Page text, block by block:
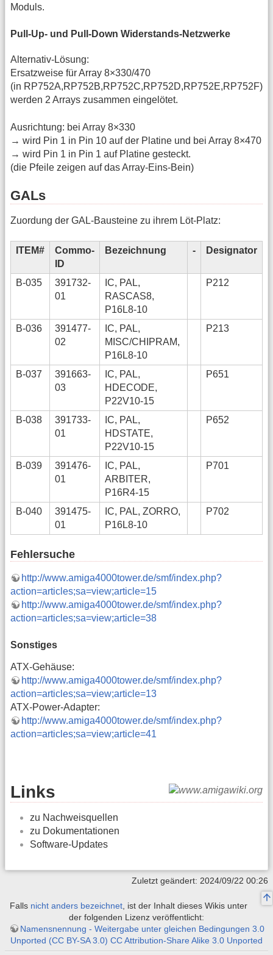
Moduls.
Pull-Up- und Pull-Down Widerstands-Netzwerke
Alternativ-Lösung:
Ersatzweise für Array 8×330/470
(in RP752A,RP752B,RP752C,RP752D,RP752E,RP752F)
werden 2 Arrays zusammen eingelötet.
Ausrichtung: bei Array 8×330
→ wird Pin 1 in Pin 10 auf der Platine und bei Array 8×470
→ wird Pin 1 in Pin 1 auf Platine gesteckt.
(die Pfeile zeigen auf das Array-Eins-Bein)
GALs
Zuordung der GAL-Bausteine zu ihrem Löt-Platz:
ITEM#
Commo-
ID
Bezeichnung - Designator
B-035
391732-
01
IC, PAL,
RASCAS8,
P16L8-10
P212
B-036
391477-
02
IC, PAL,
MISC/CHIPRAM,
P16L8-10
P213
B-037
391663-
03
IC, PAL,
HDECODE,
P22V10-15
P651
B-038
391733-
01
IC, PAL,
HDSTATE,
P22V10-15
P652
B-039
391476-
01
IC, PAL,
ARBITER,
P16R4-15
P701
B-040
391475-
01
IC, PAL, ZORRO,
P16L8-10
P702
Fehlersuche
http://www.amiga4000tower.de/smf/index.php?
action=articles;sa=view;article=15
http://www.amiga4000tower.de/smf/index.php?
action=articles;sa=view;article=38
Sonstiges
ATX-Gehäuse:
http://www.amiga4000tower.de/smf/index.php?
action=articles;sa=view;article=13
ATX-Power-Adapter:
http://www.amiga4000tower.de/smf/index.php?
action=articles;sa=view;article=41
Links
zu Nachweisquellen
zu Dokumentationen
Software-Updates
Zuletzt geändert: 2024/09/22 00:26
Falls nicht anders bezeichnet, ist der Inhalt dieses Wikis unter
der folgenden Lizenz veröffentlicht:
Namensnennung - Weitergabe unter gleichen Bedingungen 3.0
Unported (CC BY-SA 3.0) CC Attribution-Share Alike 3.0 Unported